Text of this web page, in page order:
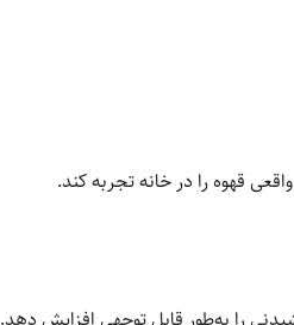
قهوه را در خانه تجربه کند.